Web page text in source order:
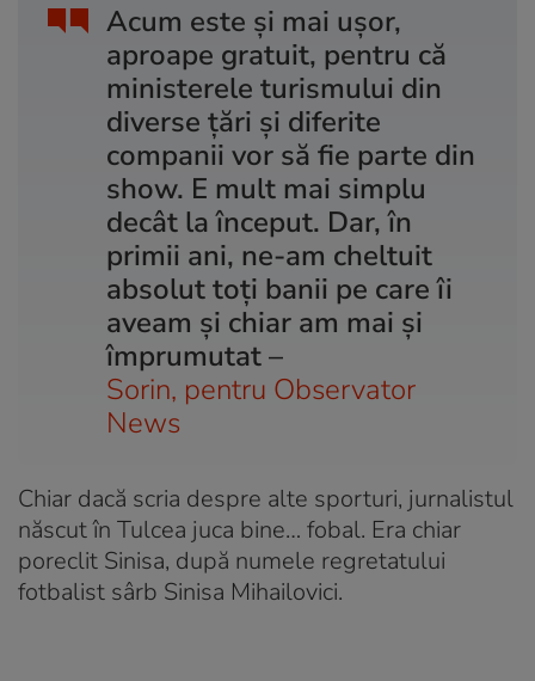
Acum este și mai ușor,
aproape gratuit, pentru că
ministerele turismului din
diverse țări și diferite
companii vor să fie parte din
show. E mult mai simplu
decât la început. Dar, în
primii ani, ne-am cheltuit
absolut toți banii pe care îi
aveam și chiar am mai și
împrumutat –
Sorin, pentru Observator
News
Chiar dacă scria despre alte sporturi, jurnalistul
născut în Tulcea juca bine… fobal. Era chiar
poreclit Sinisa, după numele regretatului
fotbalist sârb Sinisa Mihailovici.